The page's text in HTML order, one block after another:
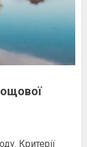
Критерії